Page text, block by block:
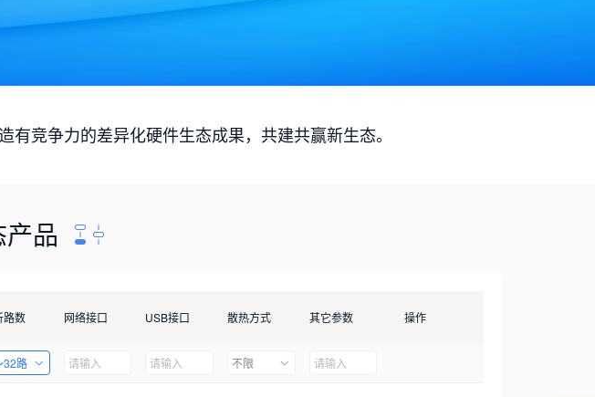
竞争力的差异化硬件生态成果，共建共赢新生态。
品
路数 网络接口 USB接口 散热方式 其它参数 操作
32路 不限